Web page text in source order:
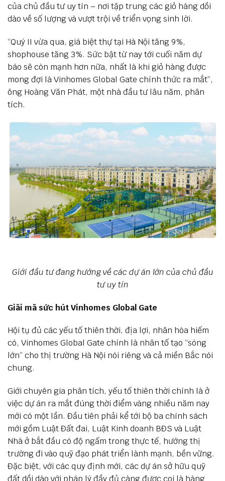
của chủ đầu tư uy tín – nơi tập trung các giỏ hàng dồi
dào về số lượng và vượt trội về triển vọng sinh lời.
“Quý II vừa qua, giá biệt thự tại Hà Nội tăng 9%,
shophouse tăng 3%. Sức bật từ nay tới cuối năm dự
báo sẽ còn mạnh hơn nữa, nhất là khi giỏ hàng được
mong đợi là Vinhomes Global Gate chính thức ra mắt”,
ông Hoàng Văn Phát, một nhà đầu tư lâu năm, phân
tích.
Giới đầu tư đang hướng về các dự án lớn của chủ đầu
tư uy tín
Giãi mã sức hút Vinhomes Global Gate
Hội tụ đủ các yếu tố thiên thời, địa lợi, nhân hòa hiếm
có, Vinhomes Global Gate chính là nhân tố tạo “sóng
lớn” cho thị trường Hà Nội nói riêng và cả miền Bắc nói
chung.
Giới chuyên gia phân tích, yếu tố thiên thời chính là ở
việc dự án ra mắt đúng thời điểm vàng nhiều năm nay
mới có một lần. Đầu tiên phải kể tới bộ ba chính sách
mới gồm Luật Đất đai, Luật Kinh doanh BĐS và Luật
Nhà ở bắt đầu có độ ngấm trong thực tế, hướng thị
trường đi vào quỹ đạo phát triển lành mạnh, bền vững.
Đặc biệt, với các quy định mới, các dự án sở hữu quỹ
đất dồi dào với pháp lý đầy đủ càng được coi là hàng